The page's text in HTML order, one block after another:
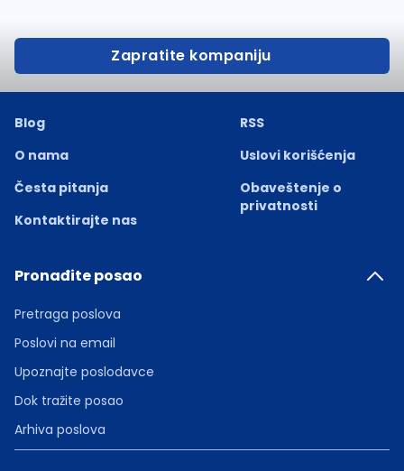
Zapratite kompaniju
Blog
O nama
Česta pitanja
Kontaktirajte nas
RSS
Uslovi korišćenja
Obaveštenje o
privatnosti
Pronađite posao
Pretraga poslova
Poslovi na email
Upoznajte poslodavce
Dok tražite posao
Arhiva poslova